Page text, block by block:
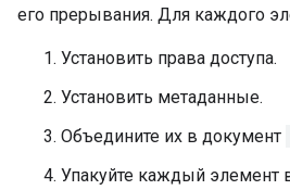
его прерывания. Для каждого
Установить права доступа.
Установить метаданные.
Объедините их в документ
Упакуйте каждый элемент